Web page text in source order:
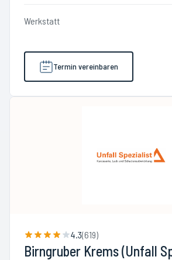
Werkstatt
Termin vereinbaren
4.3(619)
Birngruber Krems (Unfall